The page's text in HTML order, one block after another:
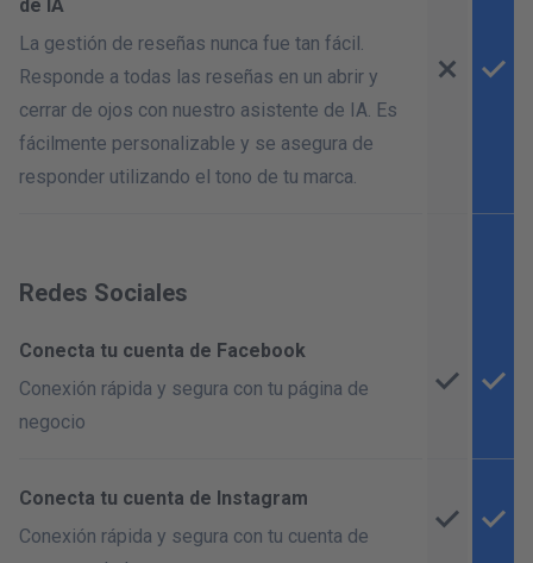
de IA
La gestión de reseñas nunca fue tan fácil.
Responde a todas las reseñas en un abrir y
cerrar de ojos con nuestro asistente de IA. Es
fácilmente personalizable y se asegura de
responder utilizando el tono de tu marca.
Redes Sociales
Conecta tu cuenta de Facebook
Conexión rápida y segura con tu página de
negocio
Conecta tu cuenta de Instagram
Conexión rápida y segura con tu cuenta de